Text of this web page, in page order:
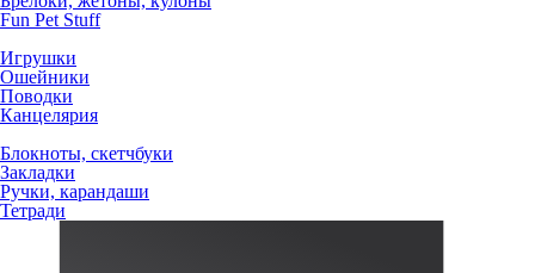
Fun Pet Stuff
Игрушки
Ошейники
Поводки
Канцелярия
Блокноты, скетчбуки
Закладки
Ручки, карандаши
Тетради